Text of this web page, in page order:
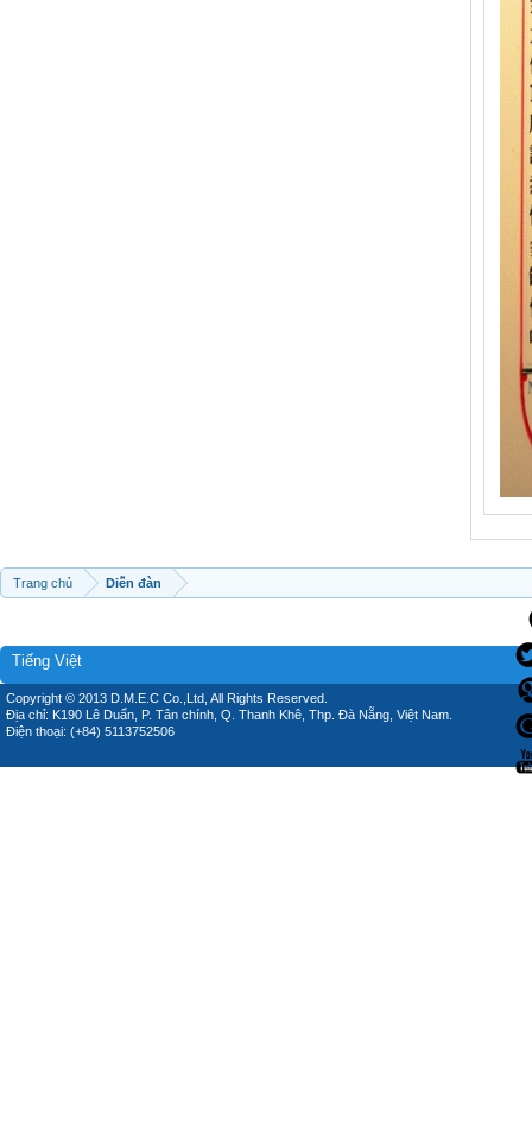
Trang chủ Diễn đàn
Tiếng Việt
Copyright © 2013 D.M.E.C Co.,Ltd, All Rights Reserved.
Địa chỉ: K190 Lê Duẩn, P. Tân chính, Q. Thanh Khê, Thp. Đà Nẵng, Việt Nam.
Điện thoại: (+84) 5113752506